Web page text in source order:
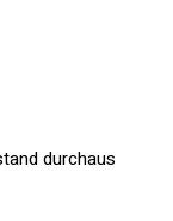
durchaus